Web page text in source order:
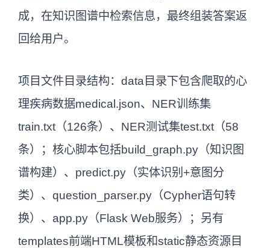
成，在知识图谱中检索信息，最终组装答案返
回给用户。
项目文件目录结构：data目录下包含爬取的心
理疾病数据medical.json、NER训练集
train.txt（126条）、NER测试集test.txt（58
条）；核心脚本包括build_graph.py（知识图
谱构建）、predict.py（实体识别+意图分
类）、question_parser.py（Cypher语句转
换）、app.py（Flask Web服务）；另有
templates前端HTML模板和static静态资源目